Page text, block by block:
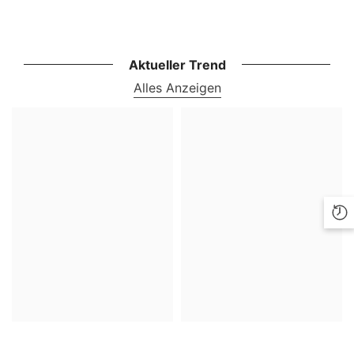
Aktueller Trend
Alles Anzeigen